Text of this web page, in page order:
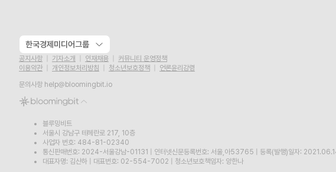
한국경제미디어그룹
공지사항 기자소개 인재채용
커뮤니티 운영정책
이용약관
개인정보처리방침 청소년보호정책
언론윤리강령
문의사항 help@bloomingbit.io
블루밍비트
서울시 강남구 테헤란로 217, 10층
사업자 번호: 484-81-02340
통신판매번호: 2024-서울강남-01131
인터넷신문등록번호: 서울,아53765 등록(발행)일자:
대표자명: 김산하
대표번호: 02-554-7002 청소년보호책임자: 양한나